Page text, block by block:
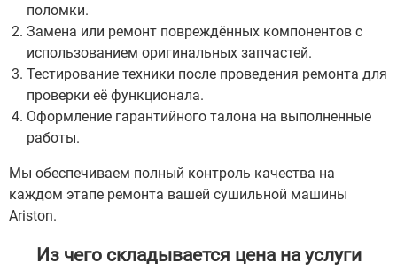
поломки.
Замена или ремонт повреждённых компонентов с
использованием оригинальных запчастей.
Тестирование техники после проведения ремонта для
проверки её функционала.
Оформление гарантийного талона на выполненные
работы.
Мы обеспечиваем полный контроль качества на
каждом этапе ремонта вашей сушильной машины
Ariston.
Из чего складывается цена на услуги